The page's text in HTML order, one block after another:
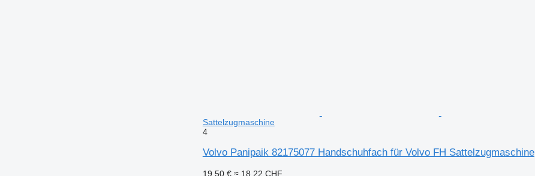
Sattelzugmaschine
4
Volvo Panipaik 82175077 Handschuhfach für Volvo FH Sattelzugmaschine
19,50 € ≈ 18,22 CHF